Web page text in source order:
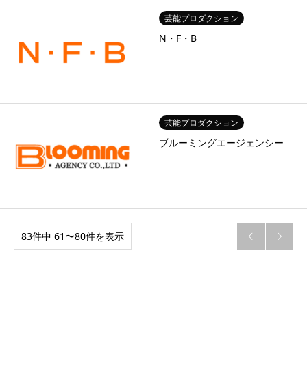
芸能プロダクション
N・F・B
芸能プロダクション
ブルーミングエージェンシー
83件中 61〜80件を表示  